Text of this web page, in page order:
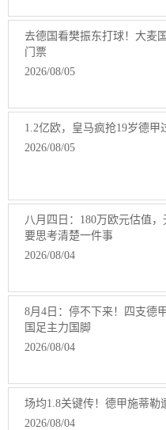
去德国看樊振东打球！大麦
门票
2026/08/05
1.2亿欧，皇马疯抢19岁德甲
2026/08/05
八月四日：180万欧元估值
要思考清楚一件事
2026/08/04
8月4日：停不下来！四支德
国足主力国脚
2026/08/04
场均1.8关键传！德甲施蒂
2026/08/04